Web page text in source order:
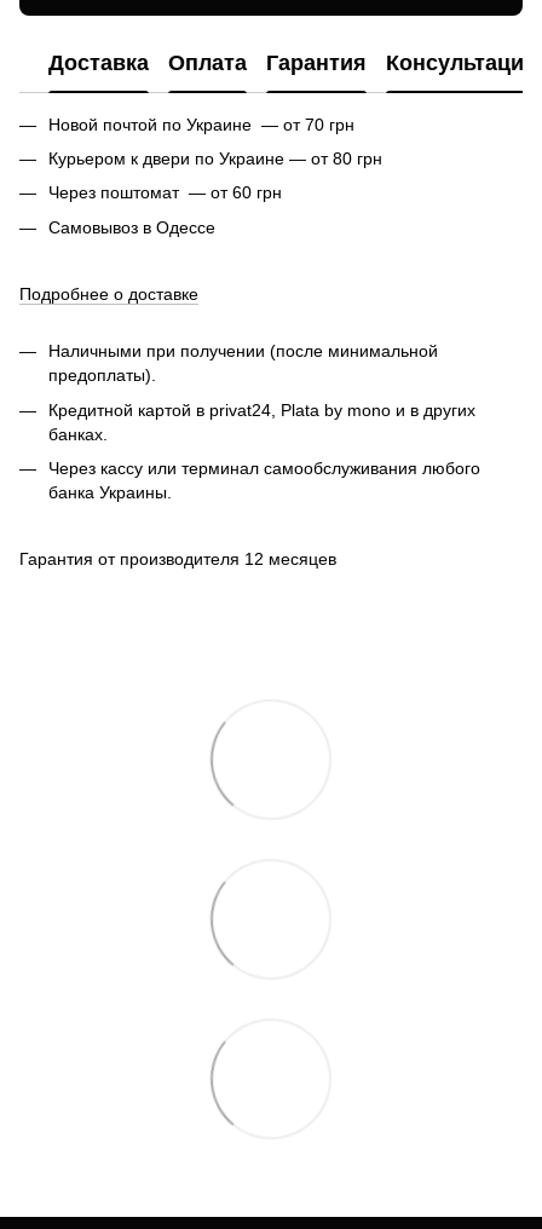
Доставка Оплата Гарантия Консультация
Новой почтой по Украине — от 70 грн
Курьером к двери по Украине — от 80 грн
Через поштомат — от 60 грн
Самовывоз в Одессе
Подробнее о доставке
Наличными при получении (после минимальной
предоплаты).
Кредитной картой в privat24, Plata by mono и в других
банках.
Через кассу или терминал самообслуживания любого
банка Украины.
Гарантия от производителя 12 месяцев